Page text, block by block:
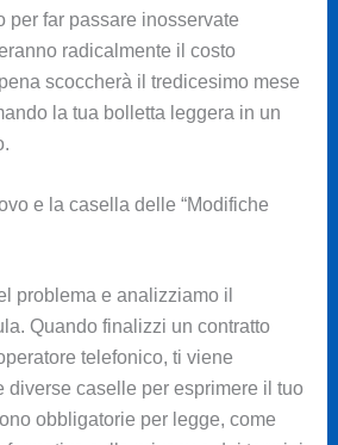
per far passare inosservate
radicalmente il costo
scoccherà il tredicesimo mese
la tua bolletta leggera in un
e la casella delle “Modifiche
problema e analizziamo il
Quando finalizzi un contratto
telefonico, ti viene
diverse caselle per esprimere il tuo
obbligatorie per legge, come